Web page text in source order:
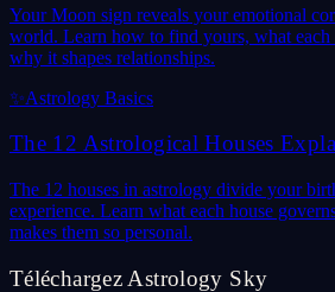
Your Moon sign reveals your emotional
world. Learn how to find yours, what each
why it shapes relationships.
✨Astrology Basics
The 12 Astrological Houses
The 12 houses in astrology divide your
experience. Learn what each house
makes them so personal.
Téléchargez Astrology Sky